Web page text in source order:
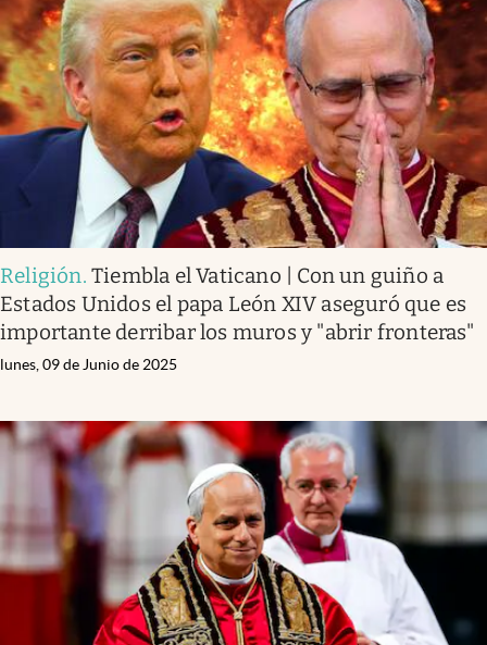
Religión.Tiembla el Vaticano | Con un guiño a
Estados Unidos el papa León XIV aseguró que es
importante derribar los muros y "abrir fronteras"
lunes, 09 de Junio de 2025